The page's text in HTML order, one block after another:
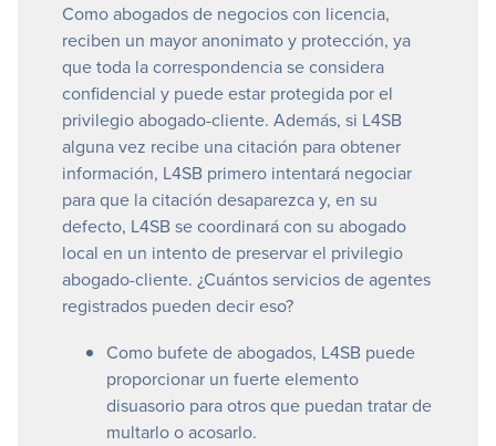
Como abogados de negocios con licencia,
reciben un mayor anonimato y protección, ya
que toda la correspondencia se considera
confidencial y puede estar protegida por el
privilegio abogado-cliente. Además, si L4SB
alguna vez recibe una citación para obtener
información, L4SB primero intentará negociar
para que la citación desaparezca y, en su
defecto, L4SB se coordinará con su abogado
local en un intento de preservar el privilegio
abogado-cliente. ¿Cuántos servicios de agentes
registrados pueden decir eso?
Como bufete de abogados, L4SB puede
proporcionar un fuerte elemento
disuasorio para otros que puedan tratar de
multarlo o acosarlo.